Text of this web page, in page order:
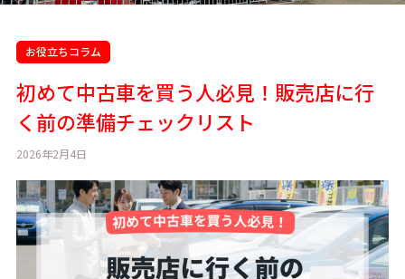
お役立ちコラム
初めて中古車を買う人必見！販売店に行
く前の準備チェックリスト
2026年2月4日